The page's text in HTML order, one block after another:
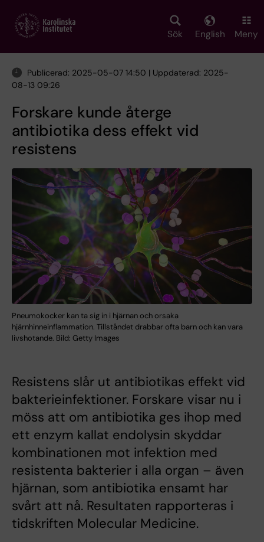
main
Sök English Meny
Publicerad: 2025-05-07 14:50 | Uppdaterad: 2025-
08-13 09:26
Forskare kunde återge
antibiotika dess effekt vid
resistens
Pneumokocker kan ta sig in i hjärnan och orsaka
hjärnhinneinflammation. Tillståndet drabbar ofta barn och kan vara
livshotande. Bild: Getty Images
Resistens slår ut antibiotikas effekt vid
bakterieinfektioner. Forskare visar nu i
möss att om antibiotika ges ihop med
ett enzym kallat endolysin skyddar
kombinationen mot infektion med
resistenta bakterier i alla organ – även
hjärnan, som antibiotika ensamt har
svårt att nå. Resultaten rapporteras i
tidskriften Molecular Medicine.